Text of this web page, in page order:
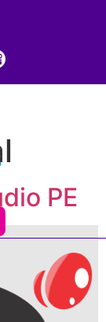
PE